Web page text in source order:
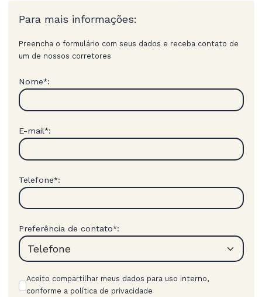
Para mais informações:
Preencha o formulário com seus dados e receba contato de
um de nossos corretores
Nome*:
E-mail*:
Telefone*:
Preferência de contato*:
Aceito compartilhar meus dados para uso interno,
conforme a política de privacidade